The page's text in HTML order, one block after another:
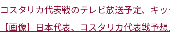
コスタリカ代表戦のテレビ放送予定、キ
【画像】日本代表、コスタリカ代表戦予